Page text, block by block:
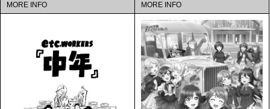
MORE INFO MORE INFO